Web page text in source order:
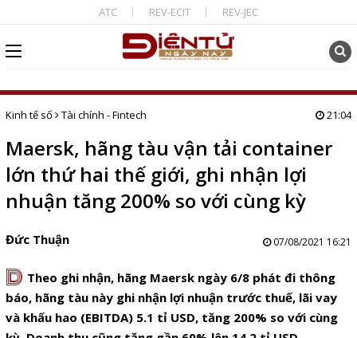
ATC REV-ECIT REV-JEC
Kinh tế số Tài chính - Fintech 21:04
Maersk, hãng tàu vận tải container
lớn thứ hai thế giới, ghi nhận lợi
nhuận tăng 200% so với cùng kỳ
Đức Thuận 07/08/2021 16:21
D Theo ghi nhận, hãng Maersk ngày 6/8 phát đi thông
báo, hãng tàu này ghi nhận lợi nhuận trước thuế, lãi vay
và khấu hao (EBITDA) 5.1 tỉ USD, tăng 200% so với cùng